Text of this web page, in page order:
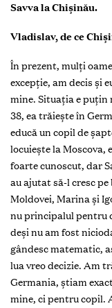
Savva la Chișinău.
Vladislav, de ce
În prezent, mulți
excepție, am decis și
mine. Situația e puțin
38, ea trăiește în
educă un copil de
locuiește la
foarte cunoscut, dar
au ajutat să-l cresc
Moldovei, Marina și
nu principalul pentru
deși nu am fost
gândesc matematic,
lua vreo decizie. Am
Germania, știam
mine, ci pentru copil.